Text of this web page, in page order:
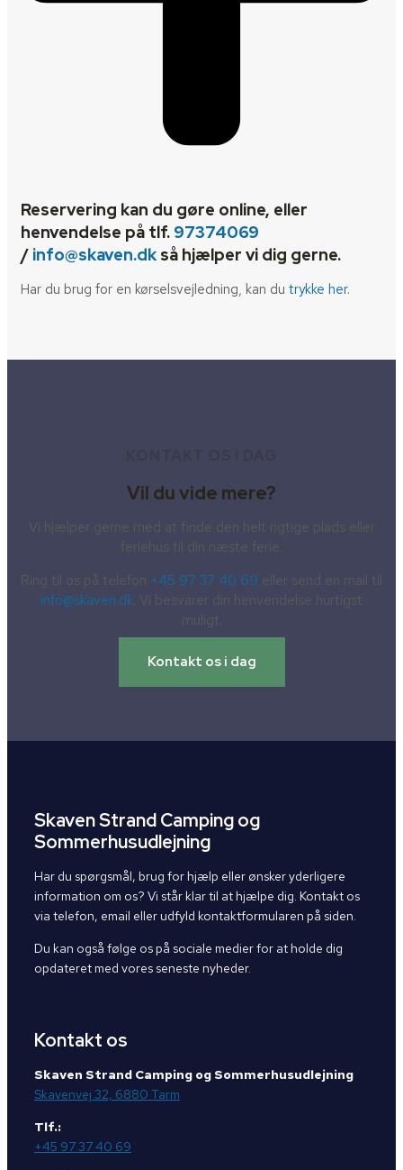
Reservering kan du gøre online, eller
henvendelse på tlf. 97374069
/ info@skaven.dkså hjælper vi dig gerne.
Har du brug for en kørselsvejledning, kan du trykke her.
Vil du vide mere?
Vi hjælper gerne med at finde den helt rigtige plads eller
feriehus til din næste ferie.
Ring til os på telefon +45 97 37 40 69 eller send en mail til
info@skaven.dk . Vi besvarer din henvendelse hurtigst
muligt.
Kontakt os i dag
Skaven Strand Camping og
Sommerhusudlejning
Har du spørgsmål, brug for hjælp eller ønsker yderligere
information om os? Vi står klar til at hjælpe dig. Kontakt os
via telefon, email eller udfyld kontaktformularen på siden.
Du kan også følge os på sociale medier for at holde dig
opdateret med vores seneste nyheder.
Kontakt os
Skaven Strand Camping og Sommerhusudlejning
Skavenvej 32, 6880 Tarm
Tlf.:
+45 97 37 40 69